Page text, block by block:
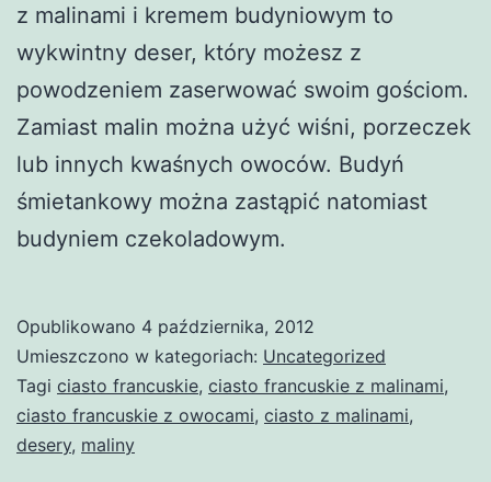
z malinami i kremem budyniowym to
wykwintny deser, który możesz z
powodzeniem zaserwować swoim gościom.
Zamiast malin można użyć wiśni, porzeczek
lub innych kwaśnych owoców. Budyń
śmietankowy można zastąpić natomiast
budyniem czekoladowym.
Opublikowano 4 października, 2012
Umieszczono w kategoriach: Uncategorized
Tagi ciasto francuskie, ciasto francuskie z malinami,
ciasto francuskie z owocami, ciasto z malinami,
desery, maliny